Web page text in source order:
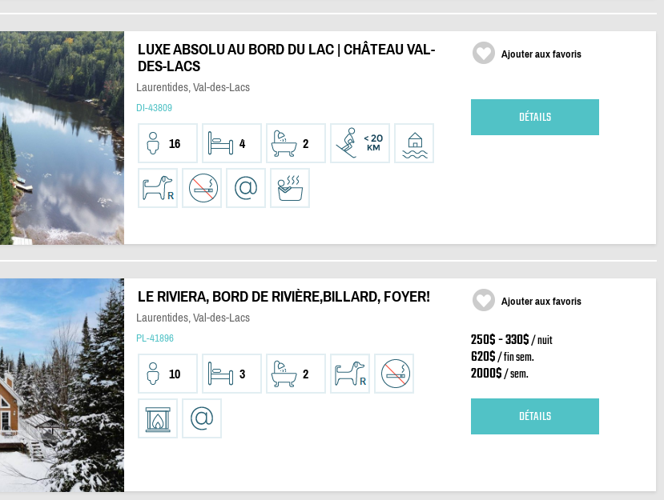
LUXE ABSOLU AU BORD DU LAC | CHÂTEAU VAL-
DES-LACS
Laurentides, Val-des-Lacs
DI-43809
16 4 2
Ajouter aux favoris
DÉTAILS
LE RIVIERA, BORD DE RIVIÈRE,BILLARD, FOYER!
Laurentides, Val-des-Lacs
PL-41896
10 3 2
Ajouter aux favoris
250$ - 330$/ nuit
620$/ fin sem.
2000$/ sem.
DÉTAILS